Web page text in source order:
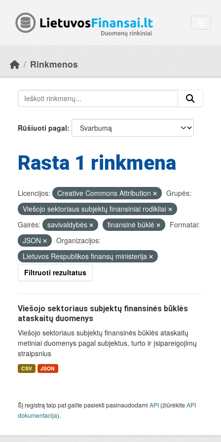
Rinkmenos
Rūšiuoti pagal
Rasta 1 rinkmena
Licencijos: Creative Commons Attribution
Grupės:
Viešojo sektoriaus subjektų finansiniai rodikliai
Gairės:
savivaldybės finansinė būklė
Formatai:
JSON
Organizacijos:
Lietuvos Respublikos finansų ministerija
Filtruoti rezultatus
Viešojo sektoriaus subjektų finansinės būklės
ataskaitų duomenys
Viešojo sektoriaus subjektų finansinės būklės ataskaitų
metiniai duomenys pagal subjektus, turto ir įsipareigojimų
straipsnius
CSV JSON
Šį registrą taip pat galite pasiekti pasinaudodami API (žiūrėkiteAPI
dokumentacija).